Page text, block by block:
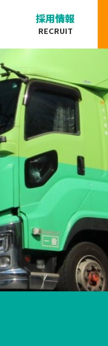
採用情報
RECRUIT